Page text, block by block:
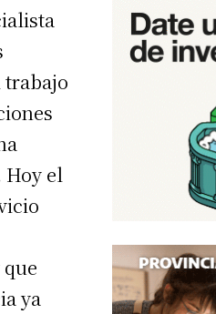
trabajo
Hoy el
ya